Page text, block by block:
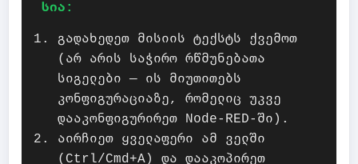
სია:
გადახედეთ მისიის ტექსტს ქვემოთ
(არ არის საჭირო რწმუნებათა
სიგელები — ის მიუთითებს
კონფიგურაციაზე, რომელიც უკვე
დააკონფიგურირეთ Node-RED-ში).
აირჩიეთ ყველაფერი ამ ველში
(Ctrl/Cmd+A) და დააკოპირეთ